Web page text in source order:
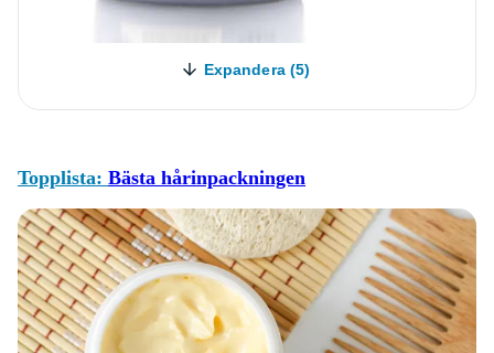
Expandera (5)
Topplista: Bästa hårinpackningen